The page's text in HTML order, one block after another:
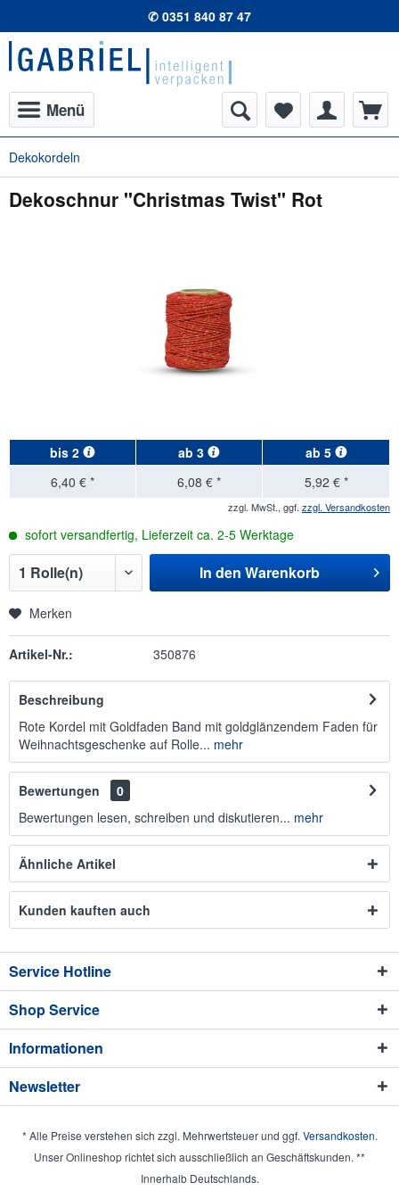
✆ 0351 840 87 47
Menü
Dekokordeln
Dekoschnur "Christmas Twist" Rot
bis 2 ab 3 ab 5
6,40 € *
6,08 € * 5,92 € *
zzgl. MwSt., ggf. zzgl. Versandkosten
sofort versandfertig, Lieferzeit ca. 2-5 Werktage
In den Warenkorb
Merken
Artikel-Nr.: 350876
Beschreibung
Rote Kordel mit Goldfaden Band mit goldglänzendem Faden für
Weihnachtsgeschenke auf Rolle... mehr
Bewertungen
0
Bewertungen lesen, schreiben und diskutieren... mehr
Ähnliche Artikel
Kunden kauften auch
Service Hotline
Shop Service
Informationen
Newsletter
* Alle Preise verstehen sich zzgl. Mehrwertsteuer und ggf. Versandkosten.
Unser Onlineshop richtet sich ausschließlich an Geschäftskunden. **
Innerhalb Deutschlands.